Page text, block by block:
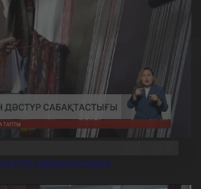
сабақтастығы